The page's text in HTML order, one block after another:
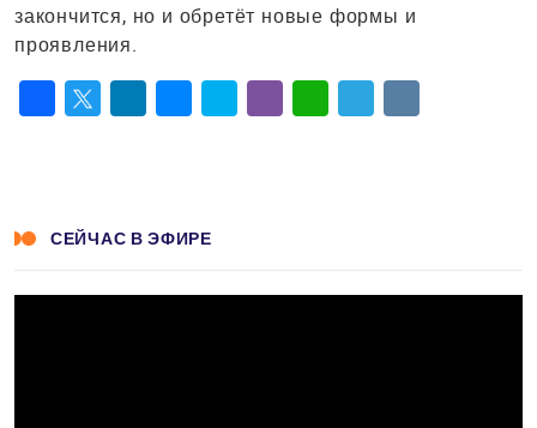
закончится, но и обретёт новые формы и
проявления.
СЕЙЧАС В ЭФИРЕ